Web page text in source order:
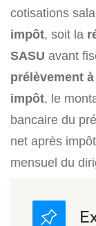
cotisations
impôt, soit la
SASU avant
prélèvement
impôt, le
bancaire du
net après
mensuel du